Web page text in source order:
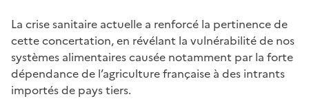
La crise sanitaire actuelle a renforcé la pertinence de
cette concertation, en révélant la vulnérabilité de nos
systèmes alimentaires causée notamment par la forte
dépendance de l’agriculture française à des intrants
importés de pays tiers.